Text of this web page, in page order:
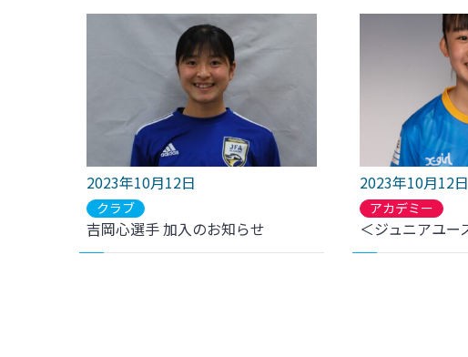
2023年10月12日
クラブ
吉岡心選手 加入のお知らせ
2023年10月12日
アカデミー